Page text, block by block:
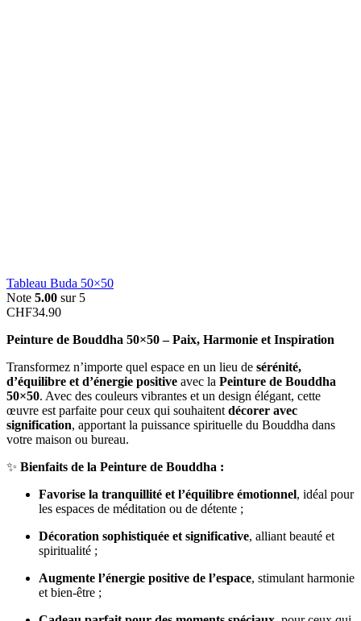
Tableau Buda 50×50
Note 5.00 sur 5
CHF34.90
Peinture de Bouddha 50×50 – Paix, Harmonie et Inspiration
Transformez n’importe quel espace en un lieu de sérénité,
d’équilibre et d’énergie positive avec la Peinture de Bouddha
50×50. Avec des couleurs vibrantes et un design élégant, cette
œuvre est parfaite pour ceux qui souhaitentdécorer avec
signification, apportant la puissance spirituelle du Bouddha dans
votre maison ou bureau.
✨ Bienfaits de la Peinture de Bouddha :
Favorise la tranquillité et l’équilibre émotionnel, idéal pour
les espaces de méditation ou de détente ;
Décoration sophistiquée et significative, alliant beauté et
spiritualité ;
Augmente l’énergie positive de l’espace, stimulant harmonie
et bien-être ;